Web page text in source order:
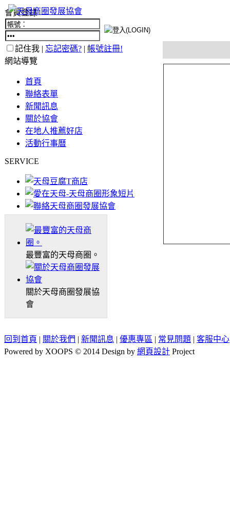
會員登錄
記住我 | 忘記密碼? | 帳號註冊!
網站導覽
首頁
聯絡表單
新聞訊息
關於協會
在地人推薦好店
活動行事曆
SERVICE
最豐富的天母商圈。
關於天母商圈發展協
會
回到首頁 | 關於我們 | 新聞訊息 | 優惠專區 | 常見問題 | 客服中心
Powered by XOOPS © 2014 Design by 網頁設計 Project